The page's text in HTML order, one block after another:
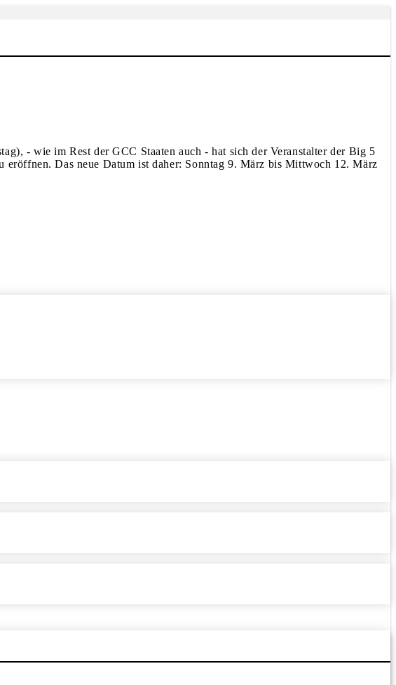
- wie im Rest der GCC Staaten auch - hat sich der Veranstalter der Big 5
eröffnen. Das neue Datum ist daher: Sonntag 9. März bis Mittwoch 12. März